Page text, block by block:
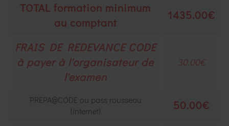
TOTAL formation minimum
au comptant
1435.00€
FRAIS DE REDEVANCE CODE
à payer à l'organisateur de
l'examen
30.00€
PREPA@CODE ou pass rousseau
(internet)
50.00€